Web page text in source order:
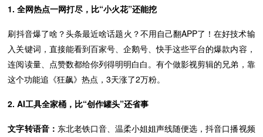
1. 全网热点一网打尽，比“小火花”还能挖
刷抖音爆了啥？头条最近啥话题火？不用自己翻APP了！在好技术输
入关键词，直接能看到百家号、企鹅号、快手这些平台的爆款内容，
连阅读量、点赞数都给你列得明明白白。有个做影视剪辑的兄弟，靠
这个功能追《狂飙》热点，3天涨了2万粉。
2. AI工具全家桶，比“创作罐头”还省事
文字转语音： 东北老铁口音、温柔小姐姐声线随便选，抖音口播视频